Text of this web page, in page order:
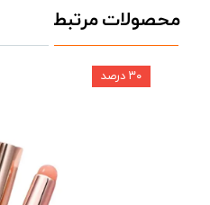
محصولات مرتبط
۳۰ درصد